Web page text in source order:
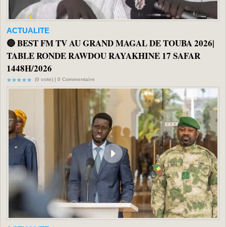
ACTUALITE
🔴 BEST FM TV AU GRAND MAGAL DE TOUBA 2026|
TABLE RONDE RAWDOU RAYAKHINE 17 SAFAR
1448H/2026
(0 vote) | 0 Commentaire